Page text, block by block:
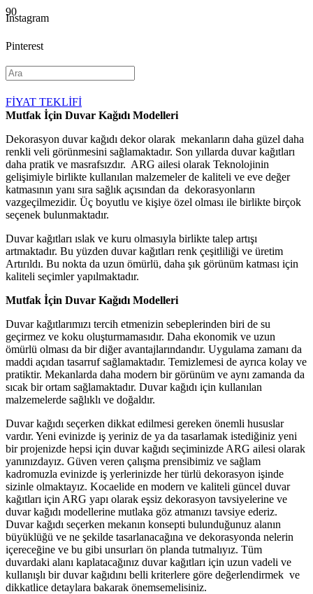
Instagram
Pinterest
YouTube
FİYAT TEKLİFİ
Mutfak İçin Duvar Kağıdı Modelleri
Dekorasyon duvar kağıdı dekor olarak mekanların daha güzel daha
renkli veli görünmesini sağlamaktadır. Son yıllarda duvar kağıtları
daha pratik ve masrafsızdır. ARG ailesi olarak Teknolojinin
gelişimiyle birlikte kullanılan malzemeler de kaliteli ve eve değer
katmasının yanı sıra sağlık açısından da dekorasyonların
vazgeçilmezidir. Üç boyutlu ve kişiye özel olması ile birlikte birçok
seçenek bulunmaktadır.
Duvar kağıtları ıslak ve kuru olmasıyla birlikte talep artışı
artmaktadır. Bu yüzden duvar kağıtları renk çeşitliliği ve üretim
Artırıldı. Bu nokta da uzun ömürlü, daha şık görünüm katması için
kaliteli seçimler yapılmaktadır.
Mutfak İçin Duvar Kağıdı Modelleri
Duvar kağıtlarımızı tercih etmenizin sebeplerinden biri de su
geçirmez ve koku oluşturmamasıdır. Daha ekonomik ve uzun
ömürlü olması da bir diğer avantajlarındandır. Uygulama zamanı da
maddi açıdan tasarruf sağlamaktadır. Temizlemesi de ayrıca kolay ve
pratiktir. Mekanlarda daha modern bir görünüm ve aynı zamanda da
sıcak bir ortam sağlamaktadır. Duvar kağıdı için kullanılan
malzemelerde sağlıklı ve doğaldır.
Duvar kağıdı seçerken dikkat edilmesi gereken önemli hususlar
vardır. Yeni evinizde iş yeriniz de ya da tasarlamak istediğiniz yeni
bir projenizde hepsi için duvar kağıdı seçiminizde ARG ailesi olarak
yanınızdayız. Güven veren çalışma prensibimiz ve sağlam
kadromuzla evinizde iş yerlerinizde her türlü dekorasyon işinde
sizinle olmaktayız. Kocaelide en modern ve kaliteli güncel duvar
kağıtları için ARG yapı olarak eşsiz dekorasyon tavsiyelerine ve
duvar kağıdı modellerine mutlaka göz atmanızı tavsiye ederiz.
Duvar kağıdı seçerken mekanın konsepti bulunduğunuz alanın
büyüklüğü ve ne şekilde tasarlanacağına ve dekorasyonda nelerin
içereceğine ve bu gibi unsurları ön planda tutmalıyız. Tüm
duvardaki alanı kaplatacağınız duvar kağıtları için uzun vadeli ve
kullanışlı bir duvar kağıdını belli kriterlere göre değerlendirmek ve
dikkatlice detaylara bakarak önemsemelisiniz.